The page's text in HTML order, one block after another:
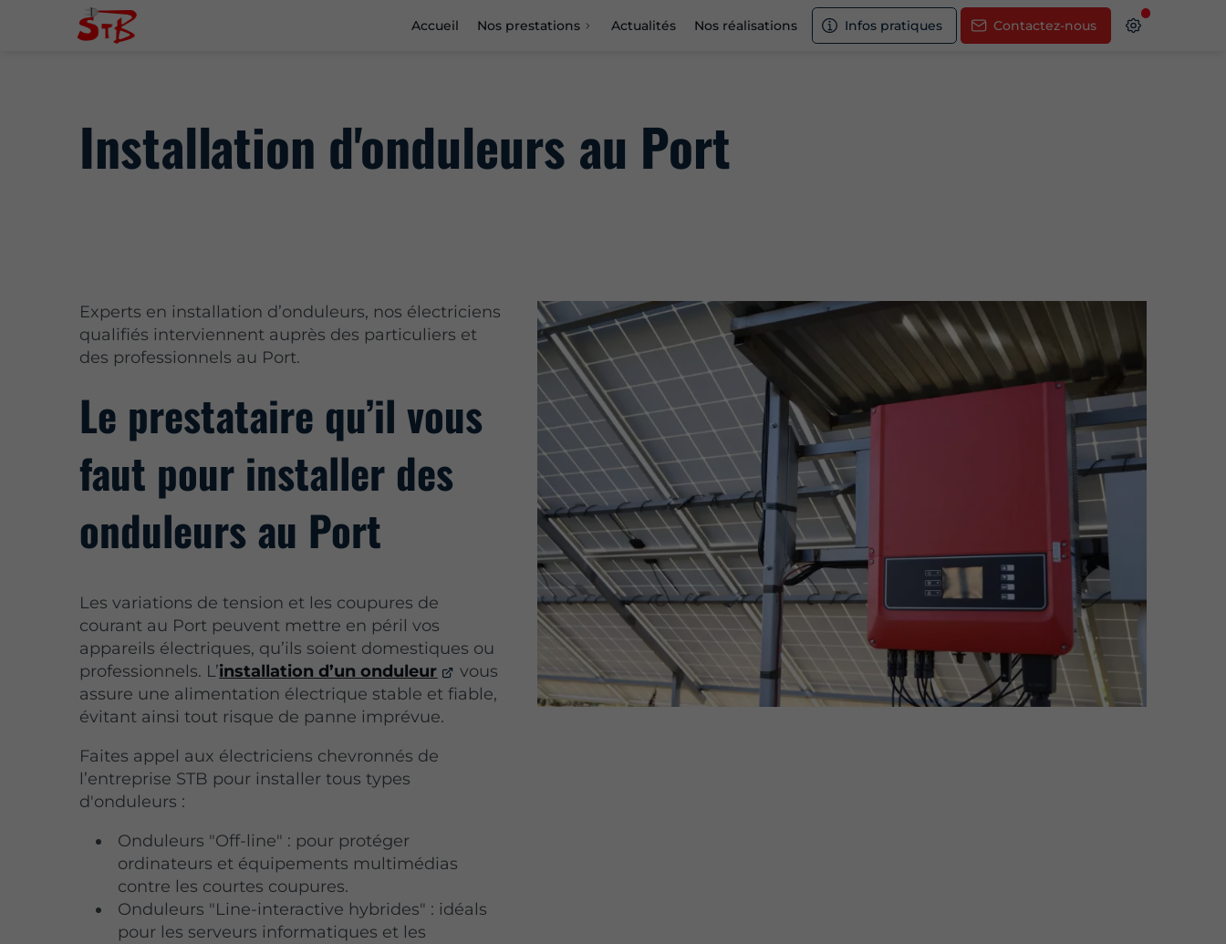
Accueil Nos prestations Actualités Nos réalisations Infos pratiques Contactez-nous
Installation d'onduleurs au Port
Experts en installation d’onduleurs, nos électriciens
qualifiés interviennent auprès des particuliers et
des professionnels au Port.
Le prestataire qu’il vous
faut pour installer des
onduleurs au Port
Les variations de tension et les coupures de
courant au Port peuvent mettre en péril vos
appareils électriques, qu’ils soient domestiques ou
professionnels. L’installation d’un onduleur
vous
assure une alimentation électrique stable et fiable,
évitant ainsi tout risque de panne imprévue.
Faites appel aux électriciens chevronnés de
l’entreprise STB pour installer tous types
d'onduleurs :
Onduleurs "Off-line" : pour protéger
ordinateurs et équipements multimédias
contre les courtes coupures.
Onduleurs "Line-interactive hybrides" : idéals
pour les serveurs informatiques et les